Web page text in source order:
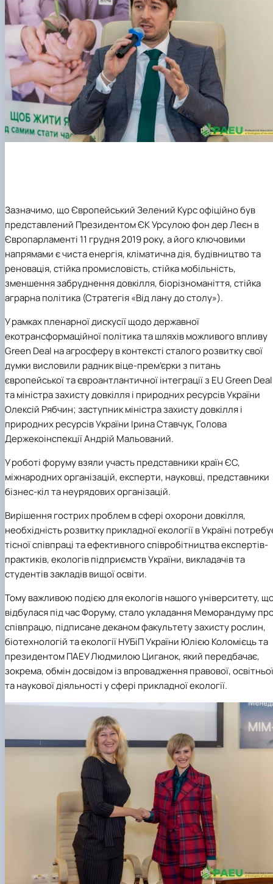
Зазначимо, що Європейський Зелений Курс офіційно був
представлений Президентом ЄК Урсулою фон дер Леєн в
Європарламенті 11 грудня 2019 року, а його ключовими
напрямами є чиста енергія, кліматична дія, будівництво та
реновація, стійка промисловість, стійка мобільність,
зменшення забруднення довкілля, біорізноманіття, стійка
аграрна політика (Стратегія «Від лану до столу»).
У рамках пленарної дискусії щодо державної
екотрансформаційної політика та шляхів можливого впливу
Green Deal на агросферу в контексті сталого розвитку свої
думки висловили радник віце-прем’єрки з питань
європейської та євроантлантичної інтеграції з EU Green Deal
та міністра захисту довкілля і природних ресурсів України
Олексій Рябчин; заступник міністра захисту довкілля і
природних ресурсів України Ірина Ставчук, Голова
Держекоінспекції Андрій Мальований.
У роботі форуму взяли участь представники країн ЄС,
міжнародних організацій, експерти, науковці, представники
бізнес-кіл та неурядових організацій.
Вирішення гострих проблем в сфері охорони довкілля,
необхідність розвитку прикладної екології в Україні
тісної співпраці та ефективного співробітництва експертів-
практиків, екологів підприємств України, викладачів та
студентів закладів вищої освіти.
Тому важливою подією для екологів нашого університету,
відбулася під час Форуму, стало укладання Меморандуму
співпрацю, підписане деканом факультету захисту рослин,
біотехнологій та екології НУБіП України Юлією Коломієць та
президентом ПАЕУ Людмилою Циганок, який передбачає,
зокрема,обмін досвідом із впровадження правової, освітньої
та наукової діяльності у сфері прикладної екології.